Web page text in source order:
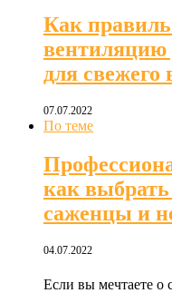
Как
вентиляцию
для свежего
07.07.2022
По теме
как
саженцы и
04.07.2022
Если вы мечтаете о